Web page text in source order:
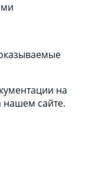
на
нашем сайте.